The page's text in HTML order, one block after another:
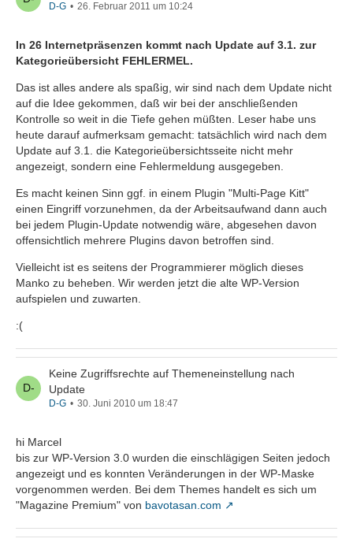
D-G 26. Februar 2011 um 10:24
In 26 Internetpräsenzen kommt nach Update auf 3.1. zur
Kategorieübersicht FEHLERMEL.
Das ist alles andere als spaßig, wir sind nach dem Update nicht
auf die Idee gekommen, daß wir bei der anschließenden
Kontrolle so weit in die Tiefe gehen müßten. Leser habe uns
heute darauf aufmerksam gemacht: tatsächlich wird nach dem
Update auf 3.1. die Kategorieübersichtsseite nicht mehr
angezeigt, sondern eine Fehlermeldung ausgegeben.
Es macht keinen Sinn ggf. in einem Plugin "Multi-Page Kitt"
einen Eingriff vorzunehmen, da der Arbeitsaufwand dann auch
bei jedem Plugin-Update notwendig wäre, abgesehen davon
offensichtlich mehrere Plugins davon betroffen sind.
Vielleicht ist es seitens der Programmierer möglich dieses
Manko zu beheben. Wir werden jetzt die alte WP-Version
aufspielen und zuwarten.
:(
Keine Zugriffsrechte auf Themeneinstellung nach
Update
D-G 30. Juni 2010 um 18:47
hi Marcel
bis zur WP-Version 3.0 wurden die einschlägigen Seiten jedoch
angezeigt und es konnten Veränderungen in der WP-Maske
vorgenommen werden. Bei dem Themes handelt es sich um
"Magazine Premium" von bavotasan.com